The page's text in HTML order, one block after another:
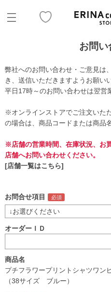
お問い
弊社へのお問い合わせ・ご意見は
き、送信いただきますようお願い
平日17時～のお問い合わせは翌営
※オンラインストアでご注文いた
の場合は、商品コードまたは商品
※店舗の営業時間、在庫状況、お
店舗へお問い合わせください。
[店舗一覧はこちら]
お問合せ項目
オーダーＩＤ
商品名
プチフラワープリントシャツワン
（38サイズ ブルー）